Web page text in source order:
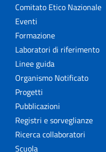
Comitato Etico Nazionale
Eventi
Formazione
Laboratori di riferimento
Linee guida
Organismo Notificato
Progetti
Pubblicazioni
Registri e sorveglianze
Ricerca collaboratori
Scuola